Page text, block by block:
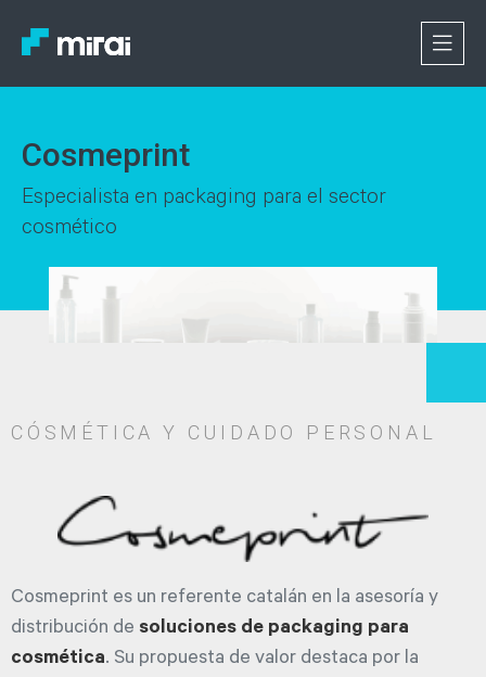
Cosmeprint
Especialista en packaging para el sector
cosmético
CÓSMÉTICA Y CUIDADO PERSONAL
Cosmeprint es un referente catalán en la asesoría y
distribución de soluciones de packaging para
cosmética. Su propuesta de valor destaca por la